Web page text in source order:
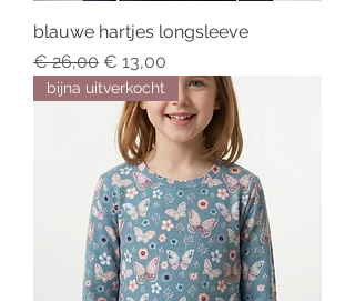
blauwe hartjes longsleeve
Regular Price
€ 26,00 Sale Price
€ 13,00
bijna uitverkocht